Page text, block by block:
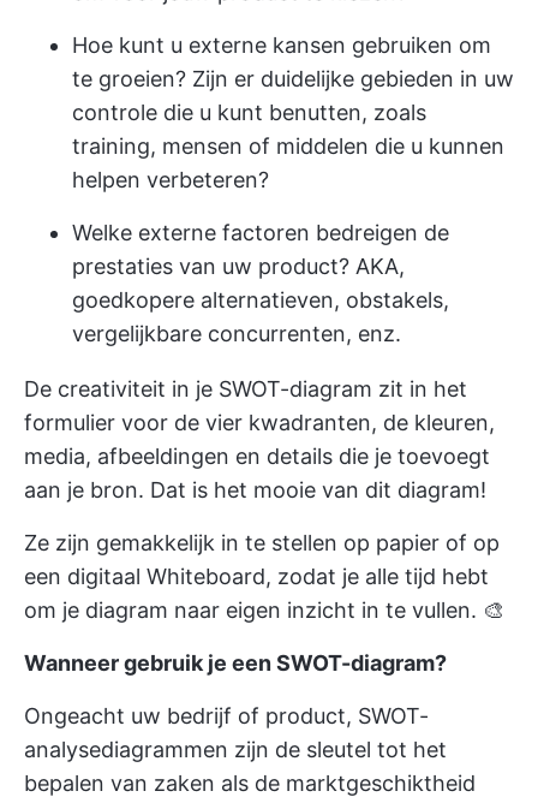
Hoe kunt u externe kansen gebruiken om
te groeien? Zijn er duidelijke gebieden in uw
controle die u kunt benutten, zoals
training, mensen of middelen die u kunnen
helpen verbeteren?
Welke externe factoren bedreigen de
prestaties van uw product? AKA,
goedkopere alternatieven, obstakels,
vergelijkbare concurrenten, enz.
De creativiteit in je SWOT-diagram zit in het
formulier voor de vier kwadranten, de kleuren,
media, afbeeldingen en details die je toevoegt
aan je bron. Dat is het mooie van dit diagram!
Ze zijn gemakkelijk in te stellen op papier of op
een digitaal Whiteboard, zodat je alle tijd hebt
om je diagram naar eigen inzicht in te vullen. 🎨
Wanneer gebruik je een SWOT-diagram?
Ongeacht uw bedrijf of product, SWOT-
analysediagrammen zijn de sleutel tot het
bepalen van zaken als de marktgeschiktheid